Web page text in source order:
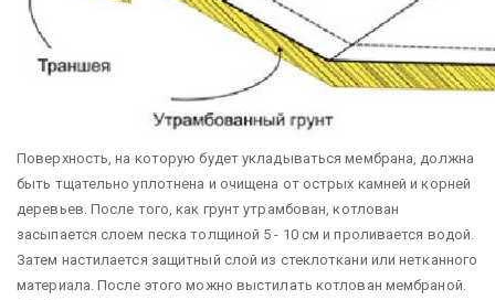
Поверхность, на которую будет укладываться мембрана, должна
быть тщательно уплотнена и очищена от острых камней и корней
деревьев. После того, как грунт утрамбован, котлован
засыпается слоем песка толщиной 5 - 10 см и проливается водой.
Затем настилается защитный слой из стеклоткани или нетканного
материала. После этого можно выстилать котлован мембраной.